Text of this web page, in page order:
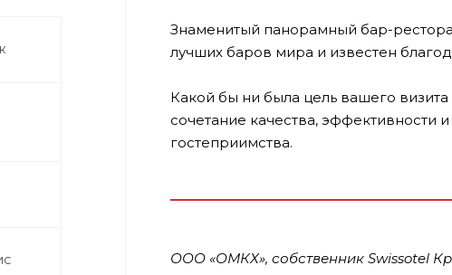
Знаменитый панорамный бар-
лучших баров мира и известен
Какой бы ни была цель вашего
сочетание качества, эффективности
гостеприимства.
ООО «ОМКХ», собственник Swissotel